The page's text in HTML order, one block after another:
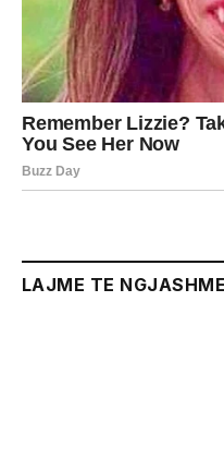
LAJME TE NGJASHME